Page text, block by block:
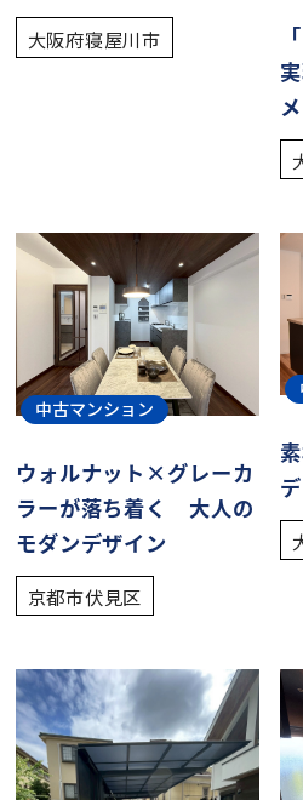
大阪府寝屋川市
中古マンション
ウォルナット×グレーカ
ラーが落ち着く 大人の
モダンデザイン
京都市伏見区